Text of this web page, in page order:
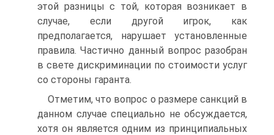
этой разницы с той, которая возникает в
случае, если другой игрок, как
предполагается, нарушает установленные
правила. Частично данный вопрос разобран
в свете дискриминации по стоимости услуг
со стороны гаранта.
Отметим, что вопрос о размере санкций в
данном случае специально не обсуждается,
хотя он является одним из принципиальных